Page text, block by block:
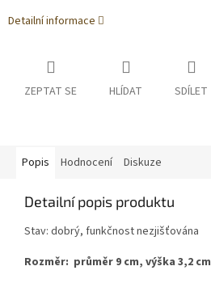
Detailní informace
ZEPTAT SE HLÍDAT SDÍLET
Popis Hodnocení Diskuze
Detailní popis produktu
Stav: dobrý, funkčnost nezjišťována
Rozměr: průměr 9 cm, výška 3,2 cm